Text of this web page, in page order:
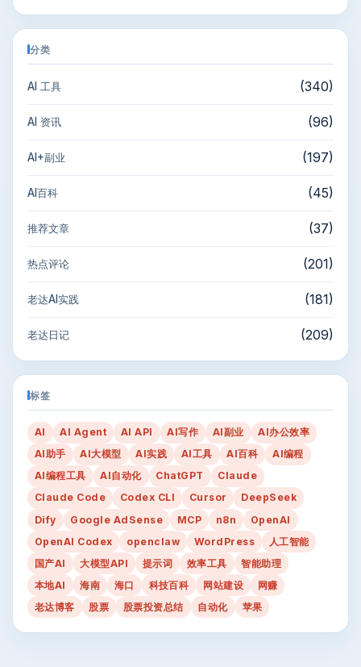
分类
AI 工具 (340)
AI 资讯 (96)
AI+副业 (197)
AI百科 (45)
推荐文章 (37)
热点评论 (201)
老达AI实践 (181)
老达日记 (209)
标签
AI AI Agent AI API AI写作 AI副业
AI办公效率
AI助手
AI大模型 AI实践 AI工具 AI百科
AI编程
AI编程工具
AI自动化 ChatGPT
Claude
Claude Code
Codex CLI Cursor
DeepSeek
Dify
Google AdSense MCP n8n
OpenAI
OpenAI Codex
openclaw WordPress
人工智能
国产AI
大模型API 提示词 效率工具
智能助理
本地AI
海南 海口 科技百科 网站建设
网赚
老达博客
股票 股票投资总结 自动化 苹果